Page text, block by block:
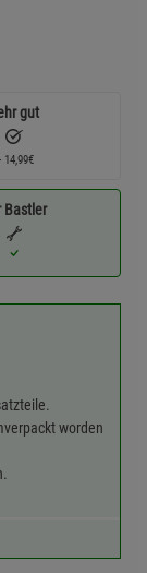
gut
14,99€
Bastler
worden